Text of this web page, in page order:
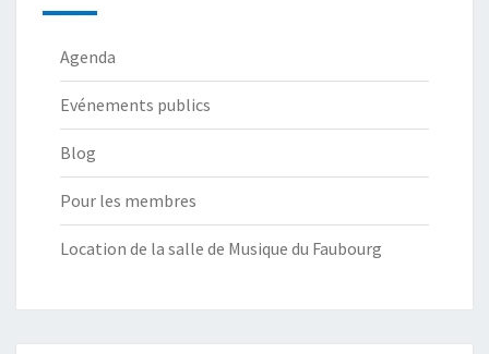
Agenda
Evénements publics
Blog
Pour les membres
Location de la salle de Musique du Faubourg